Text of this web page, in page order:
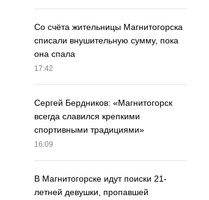
Со счёта жительницы Магнитогорска
списали внушительную сумму, пока
она спала
17:42
Сергей Бердников: «Магнитогорск
всегда славился крепкими
спортивными традициями»
16:09
В Магнитогорске идут поиски 21-
летней девушки, пропавшей